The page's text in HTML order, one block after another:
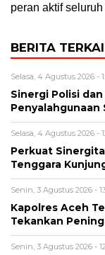
peran aktif
BERITA
Selasa, 4 Agustus 2026 -
Sinergi Polisi
Penyalahgunaan
Selasa, 4 Agustus 2026 -
Perkuat
Tenggara
Senin, 3 Agustus 2026 -
Kapolres Aceh
Tekankan
Senin, 3 Agustus 2026 -